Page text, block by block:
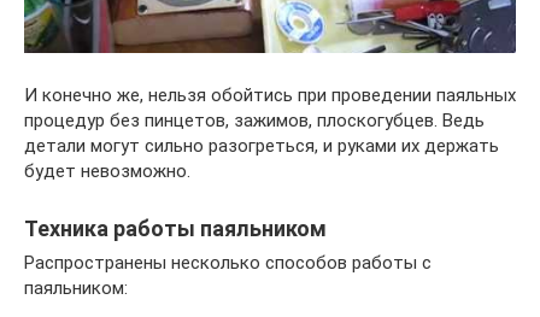
И конечно же, нельзя обойтись при проведении паяльных
процедур без пинцетов, зажимов, плоскогубцев. Ведь
детали могут сильно разогреться, и руками их держать
будет невозможно.
Техника работы паяльником
Распространены несколько способов работы с
паяльником: